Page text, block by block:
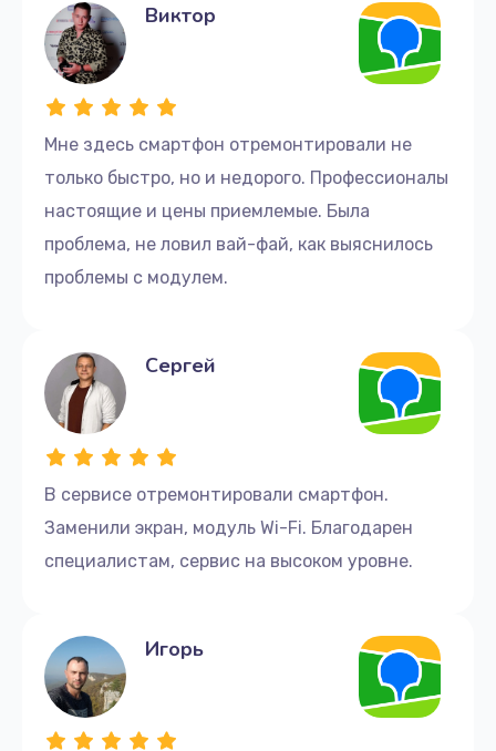
Мне здесь смартфон отремонтировали не
только быстро, но и недорого. Профессионалы
настоящие и цены приемлемые. Была
проблема, не ловил вай-фай, как выяснилось
проблемы с модулем.
Виктор
В сервисе отремонтировали смартфон.
Заменили экран, модуль Wi-Fi. Благодарен
специалистам, сервис на высоком уровне.
Сергей
Игорь